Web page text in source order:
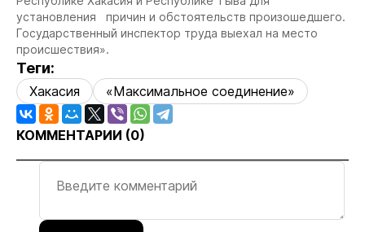
установления причин и обстоятельств произошедшего.
Государственный инспектор труда выехал на место
происшествия».
Теги:
Хакасия «Максимальное соединение»
КОММЕНТАРИИ (0)